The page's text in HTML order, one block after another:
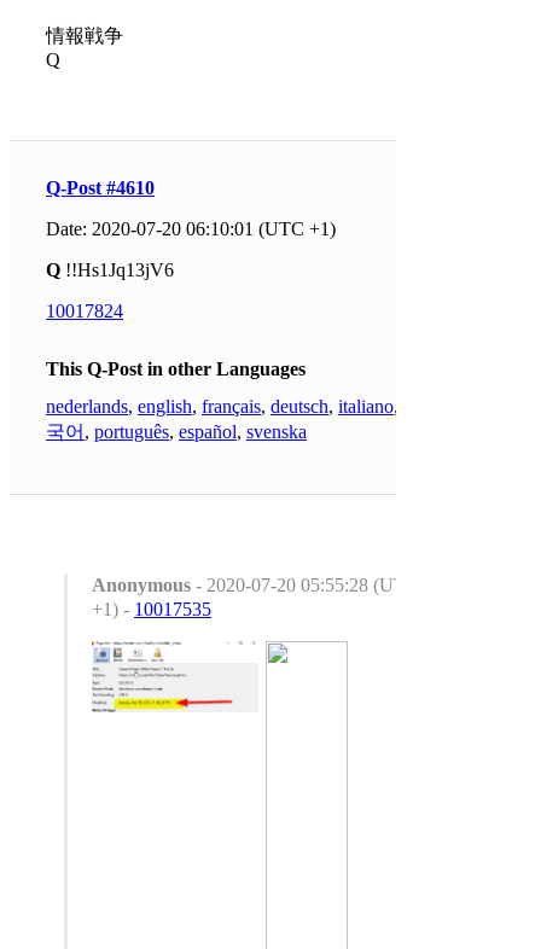
情報戦争
Q
Q-Post #4610
Date: 2020-07-20 06:10:01 (UTC +1)
Q !!Hs1Jq13jV6
10017824
This Q-Post in other Languages
nederlands, english, français, deutsch, italiano,
국어 , português, español, svenska
Anonymous - 2020-07-20 05:55:28 (UTC
+1) - 10017535